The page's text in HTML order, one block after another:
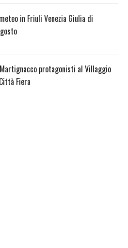
in Friuli Venezia Giulia di
protagonisti al Villaggio
Fiera